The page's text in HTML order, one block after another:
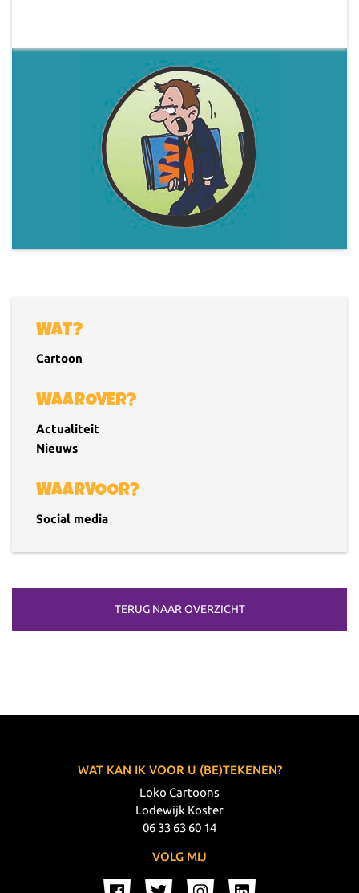
WAT?
Cartoon
WAAROVER?
Actualiteit
Nieuws
WAARVOOR?
Social media
TERUG NAAR OVERZICHT
WAT KAN IK VOOR U (BE)TEKENEN?
Loko Cartoons
Lodewijk Koster
06 33 63 60 14
VOLG MIJ